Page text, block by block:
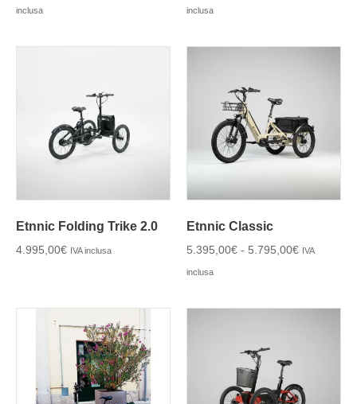
inclusa inclusa
Etnnic Folding Trike 2.0
4.995,00€ IVA inclusa
Etnnic Classic
5.395,00€ - 5.795,00€ IVA
inclusa